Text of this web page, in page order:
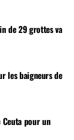
de 29 grottes va
les baigneurs de
pour un